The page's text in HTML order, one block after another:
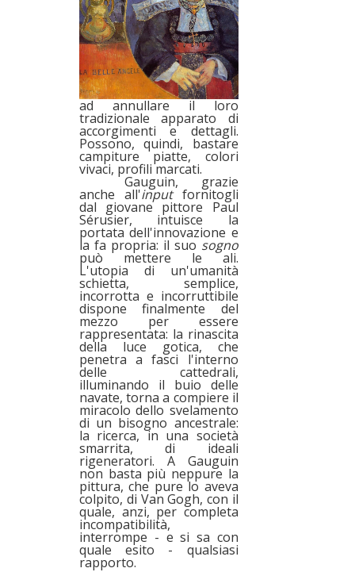
ad annullare il loro
tradizionale apparato di
accorgimenti e dettagli.
Possono, quindi, bastare
campiture piatte, colori
vivaci, profili marcati.
Gauguin, grazie
anche all'inputfornitogli
dal giovane pittore Paul
Sérusier, intuisce la
portata dell'innovazione e
la fa propria: il suo sogno
può mettere le ali.
L'utopia di un'umanità
schietta, semplice,
incorrotta e incorruttibile
dispone finalmente del
mezzo per essere
rappresentata: la rinascita
della luce gotica, che
penetra a fasci l'interno
delle cattedrali,
illuminando il buio delle
navate, torna a compiere il
miracolo dello svelamento
di un bisogno ancestrale:
la ricerca, in una società
smarrita, di ideali
rigeneratori. A Gauguin
non basta più neppure la
pittura, che pure lo aveva
colpito, di Van Gogh, con il
quale, anzi, per completa
incompatibilità,
interrompe - e si sa con
quale esito - qualsiasi
rapporto.